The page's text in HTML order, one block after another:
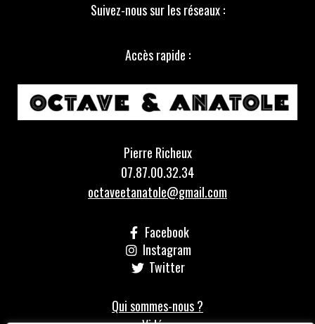
Suivez-nous sur les réseaux :
Accès rapide :
Pierre Richeux
07.87.00.32.34
octaveetanatole@gmail.com
Facebook
Instagram
Twitter
Qui sommes-nous ?